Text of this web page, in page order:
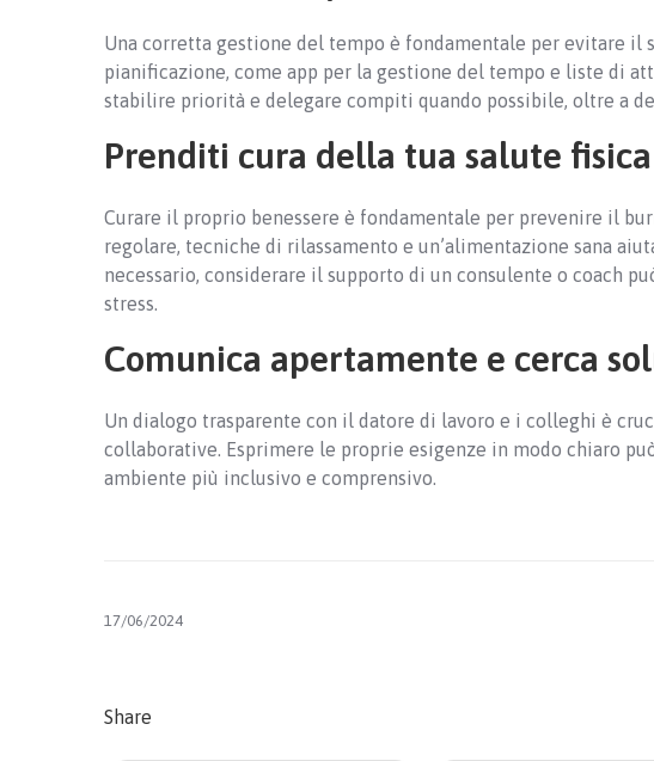
Una corretta gestione del tempo è fondamentale per evitare il
pianificazione, come app per la gestione del tempo e liste di
stabilire priorità e delegare compiti quando possibile, oltre a
Prenditi cura della tua salute
Curare il proprio benessere è fondamentale per prevenire il
regolare, tecniche di rilassamento e un’alimentazione sana
necessario, considerare il supporto di un consulente o coach
stress.
Comunica apertamente e cerca
Un dialogo trasparente con il datore di lavoro e i colleghi è
collaborative. Esprimere le proprie esigenze in modo chiaro
ambiente più inclusivo e comprensivo.
17/06/2024
Share